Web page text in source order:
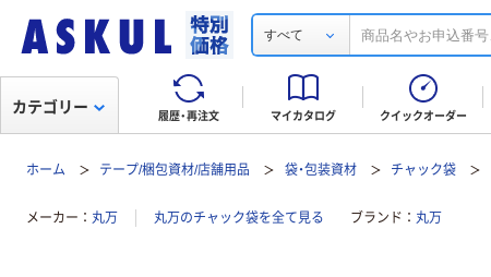
すべて
履歴・再注文 マイカタログ クイックオーダー
カテゴリー
ホーム テープ/梱包資材/店舗用品 袋・包装資材 チャック袋
メーカー 丸万 丸万のチャック袋を全て見る ブランド 丸万